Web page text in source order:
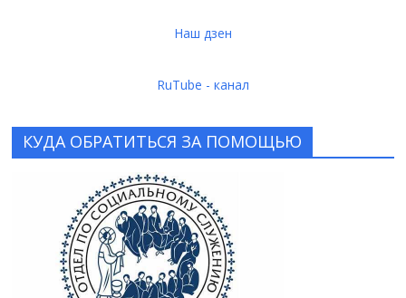
Наш дзен
RuTube - канал
КУДА ОБРАТИТЬСЯ ЗА ПОМОЩЬЮ